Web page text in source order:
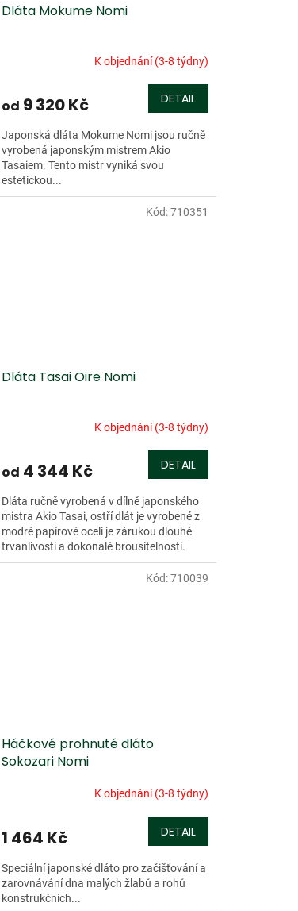
Dláta Mokume Nomi
K objednání (3-8 týdny)
od 9 320 Kč DETAIL
Japonská dláta Mokume Nomi jsou ručně
vyrobená japonským mistrem Akio
Tasaiem. Tento mistr vyniká svou
estetickou...
Dláta Tasai Oire Nomi
K objednání (3-8 týdny)
od 4 344 Kč DETAIL
Dláta ručně vyrobená v dílně japonského
mistra Akio Tasai, ostří dlát je vyrobené z
modré papírové oceli je zárukou dlouhé
trvanlivosti a dokonalé brousitelnosti.
Rukojeť...
Kód:710351
Háčkové prohnuté dláto
Sokozari Nomi
K objednání (3-8 týdny)
1 464 Kč DETAIL
Speciální japonské dláto pro začišťování a
zarovnávání dna malých žlabů a rohů
konstrukčních...
Kód:710039